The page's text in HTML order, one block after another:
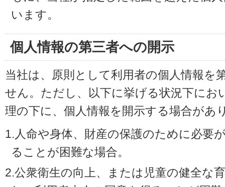
います。
個人情報の第三者への開示
当社は、原則として利用者の個人情報を
せん。ただし、以下に挙げる状況下にお
理の下に、個人情報を開示する場合があ
1.人命や身体、財産の保護のために必要
ることが困難な場合。
2.公衆衛生の向上、または児童の健全な